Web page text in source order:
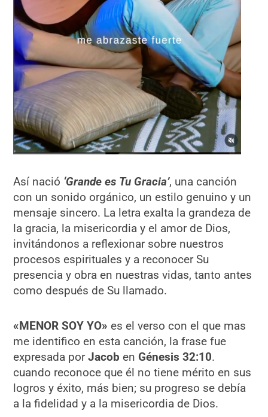
Así nació ‘Grande es Tu Gracia’, una canción
con un sonido orgánico, un estilo genuino y un
mensaje sincero. La letra exalta la grandeza de
la gracia, la misericordia y el amor de Dios,
invitándonos a reflexionar sobre nuestros
procesos espirituales y a reconocer Su
presencia y obra en nuestras vidas, tanto antes
como después de Su llamado.
«MENOR SOY YO» es el verso con el que mas
me identifico en esta canción, la frase fue
expresada porJacob en Génesis 32:10.
cuando reconoce que él no tiene mérito en sus
logros y éxito, más bien; su progreso se debía
a la fidelidad y a la misericordia de Dios.